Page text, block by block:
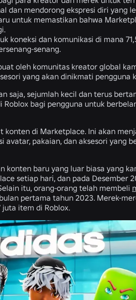
dan mendorong ekspresi diri yang
untuk memastikan bahwa
koneksi dan komunikasi di mana
senang.
oleh komunitas kreator global
yang akan dinikmati pengguna
saja, sejumlah kecil dan terus
Roblox bagi pengguna untuk
di Marketplace. Ini akan
pakaian, dan aksesori yang
baru yang luar biasa yang
setiap hari, dan pada Desember
itu, orang-orang telah membeli
pertama tahun 2023. Merek-
item di Roblox.